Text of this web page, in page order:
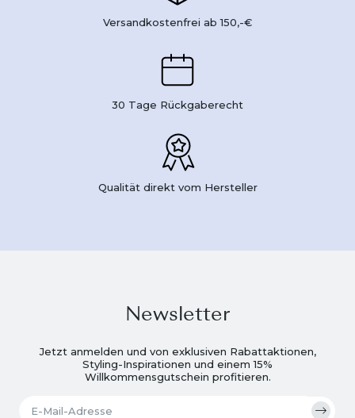
Versandkostenfrei ab 150,-€
30 Tage Rückgaberecht
Qualität direkt vom Hersteller
Newsletter
Jetzt anmelden und von exklusiven Rabattaktionen,
Styling-Inspirationen und einem 15%
Willkommensgutschein profitieren.